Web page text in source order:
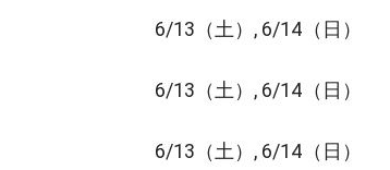
6/13（土）, 6/14（日）
6/13（土）, 6/14（日）
6/13（土）, 6/14（日）